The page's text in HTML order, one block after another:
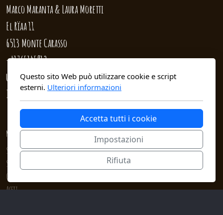
Marco Maranta & Laura Moretti
El Rïaa 11
6513 Monte Carasso
+41765145912
ullasa@ullasa.ch
IBAN: CH04 0840 1000 0797 3230 5
Menu principale
SHOP
Sistemi Agroforestali
Giardini Sensoriali
Aceti
Questo sito Web può utilizzare cookie e script
esterni. Ulteriori informazioni
Accetta tutti i cookie
Impostazioni
Rifiuta